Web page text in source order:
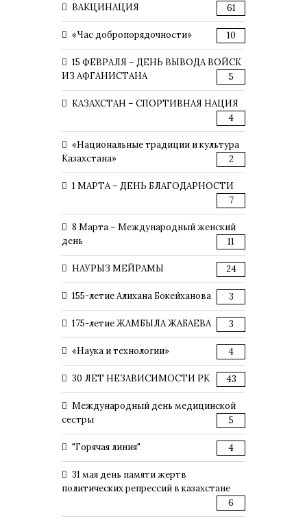
ВАКЦИНАЦИЯ 61
«Час добропорядочности» 10
15 ФЕВРАЛЯ – ДЕНЬ ВЫВОДА ВОЙСК
ИЗ АФГАНИСТАНА
5
КАЗАХСТАН – СПОРТИВНАЯ НАЦИЯ
4
«Национальные традиции и культура
Казахстана»
2
1 МАРТА – ДЕНЬ БЛАГОДАРНОСТИ
7
8 Марта – Международный женский
день
11
НАУРЫЗ МЕЙРАМЫ 24
155-летие Алихана Бокейханова 3
175-летие ЖАМБЫЛА ЖАБАЕВА 3
«Наука и технологии» 4
30 ЛЕТ НЕЗАВИСИМОСТИ РК 43
Международный день медицинской
сестры
5
"Горячая линия" 4
31 мая день памяти жертв
политических репрессий в казахстане
6